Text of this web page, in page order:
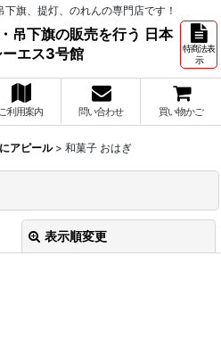
旗、提灯、のれんの専門店です！
吊下旗の販売を行う 日本
ーエス3号館
特商法表
示
ご利用案内 問い合わせ 買い物かご
アピール > 和菓子 おはぎ
表示順変更